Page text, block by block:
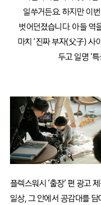
일쑤거든요. 하지만 이
벗어던졌습니다. 아들 역
마치 ‘진짜 부자(父子) 사
두고 일명 ‘
플렉스워시 ‘출장’ 편 광고
일상, 그 안에서 공감대를